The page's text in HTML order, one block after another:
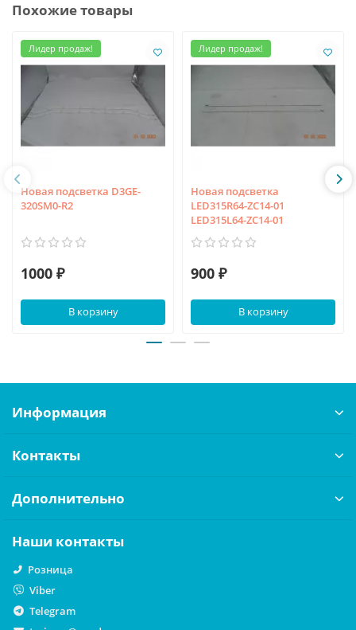
Похожие товары
Лидер продаж!
Новая подсветка D3GE-
320SM0-R2
1000 ₽
В корзину
Лидер продаж!
Новая подсветка
LED315R64-ZC14-01
LED315L64-ZC14-01
900 ₽
В корзину
Информация
Контакты
Дополнительно
Наши контакты
Розница
Viber
Telegram